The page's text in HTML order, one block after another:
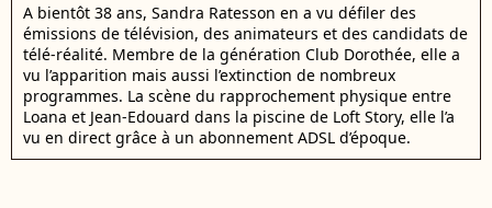
A bientôt 38 ans, Sandra Ratesson en a vu défiler des
émissions de télévision, des animateurs et des candidats de
télé-réalité. Membre de la génération Club Dorothée, elle a
vu l’apparition mais aussi l’extinction de nombreux
programmes. La scène du rapprochement physique entre
Loana et Jean-Edouard dans la piscine de Loft Story, elle l’a
vu en direct grâce à un abonnement ADSL d’époque.